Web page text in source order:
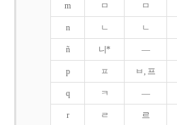
m ㅁ ㅁ
n ㄴ ㄴ
ñ 니* ―
p ㅍ ㅂ, 프
q ㅋ ―
r ㄹ 르